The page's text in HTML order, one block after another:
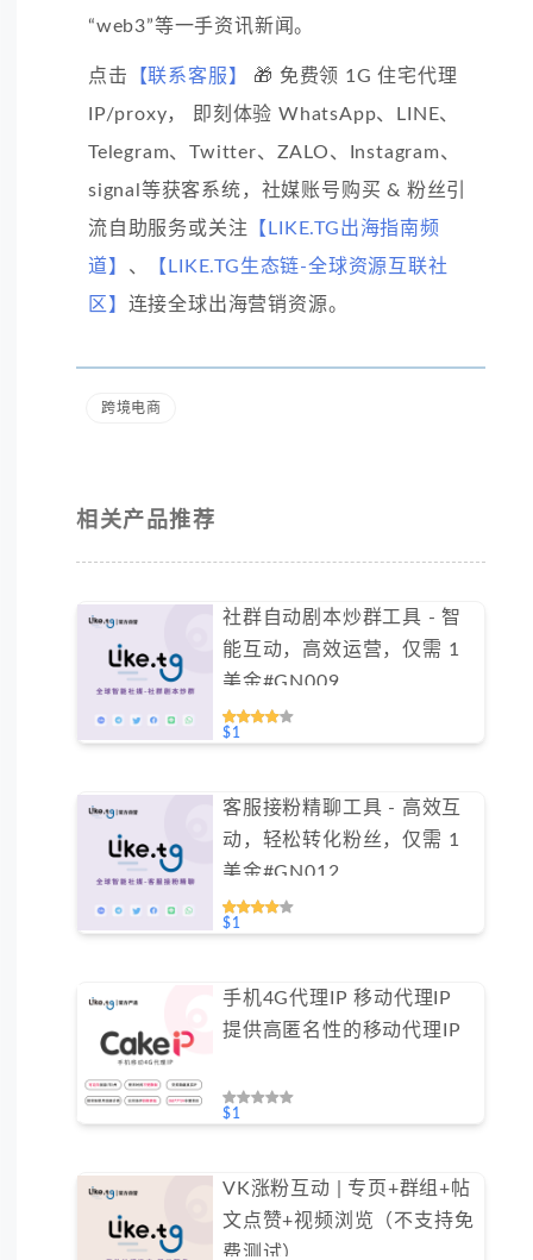
“web3”等一手资讯新闻。
点击 【联系客服】
🎁 免费领 1G 住宅代理
IP/proxy， 即刻体验 WhatsApp、LINE、
Telegram、Twitter、ZALO、Instagram、
signal等获客系统，社媒账号购买 & 粉丝引
流自助服务或关注 【LIKE.TG出海指南频
道】 、
【LIKE.TG生态链-全球资源互联社
区】 连接全球出海营销资源。
跨境电商
相关产品推荐
社群自动剧本炒群工具 - 智
能互动，高效运营，仅需 1
美金#GN009
$1
客服接粉精聊工具 - 高效互
动，轻松转化粉丝，仅需 1
美金#GN012
$1
手机4G代理IP 移动代理IP
提供高匿名性的移动代理IP
$1
VK涨粉互动 | 专页+群组+帖
文点赞+视频浏览（不支持免
费测试）